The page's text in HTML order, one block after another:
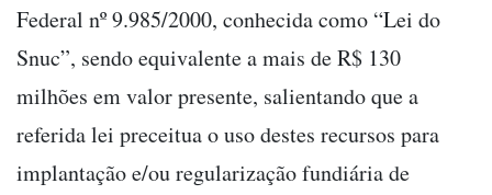
Federal nº 9.985/2000, conhecida como “Lei do
Snuc”, sendo equivalente a mais de R$ 130
milhões em valor presente, salientando que a
referida lei preceitua o uso destes recursos para
implantação e/ou regularização fundiária de